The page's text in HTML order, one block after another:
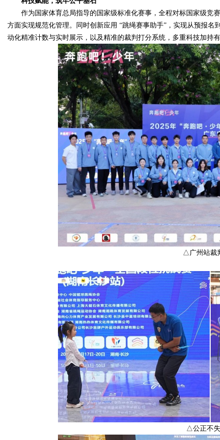
作为国家体育总局指导的国家级标准化赛事，全程对标国家级竞
方面实现规范化管理。同时创新应用 “跳绳赛事助手”，实现从预报
动化精准计数与实时展示，以及精准的裁判打分系统，多重科技加持
△广州站裁
△公正不